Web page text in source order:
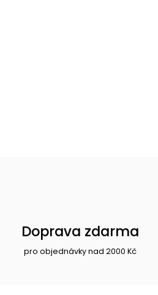
Doprava zdarma
pro objednávky nad 2000 Kč